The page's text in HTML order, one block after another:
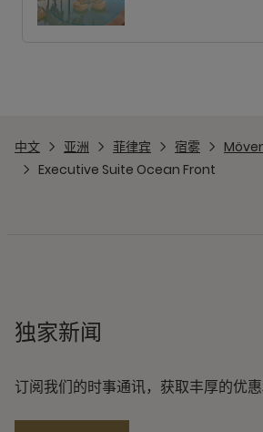
中文 亚洲 菲律宾 宿雾
Executive Suite Ocean Front
独家新闻
订阅我们的时事通讯，获取丰厚的优